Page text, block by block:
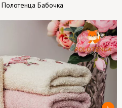
Полотенца Бабочка